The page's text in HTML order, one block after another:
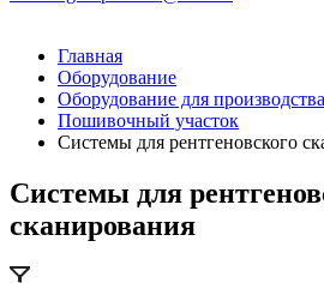
Главная
Оборудование
Оборудование для
Пошивочный участок
Системы для рентгеновского
Системы для
сканирования